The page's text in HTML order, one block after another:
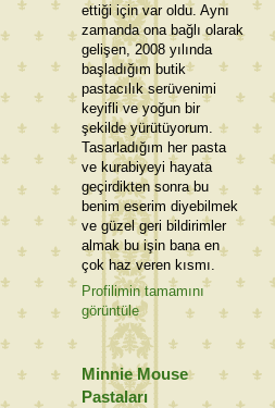
ettiği için var oldu. Aynı
zamanda ona bağlı olarak
gelişen, 2008 yılında
başladığım butik
pastacılık serüvenimi
keyifli ve yoğun bir
şekilde yürütüyorum.
Tasarladığım her pasta
ve kurabiyeyi hayata
geçirdikten sonra bu
benim eserim diyebilmek
ve güzel geri bildirimler
almak bu işin bana en
çok haz veren kısmı.
Profilimin tamamını
görüntüle
Minnie Mouse
Pastaları